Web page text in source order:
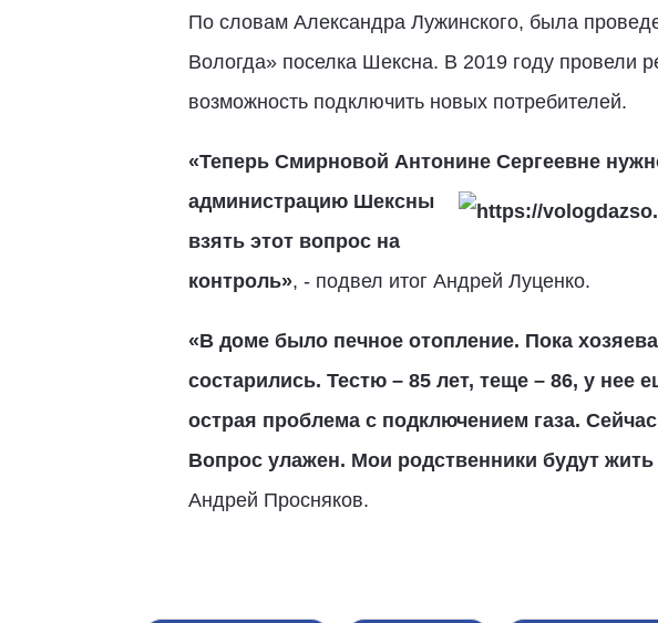
По словам Александра Лужинского, была
Вологда» поселка Шексна. В 2019 году провели
возможность подключить новых потребителей.
«Теперь Смирновой Антонине Сергеевне
администрацию Шексны
взять этот вопрос на
контроль», - подвел итог Андрей Луценко.
«В доме было печное отопление. Пока
состарились. Тестю – 85 лет, теще – 86, у нее
острая проблема с подключением газа.
Вопрос улажен. Мои родственники будут жить
Андрей Просняков.